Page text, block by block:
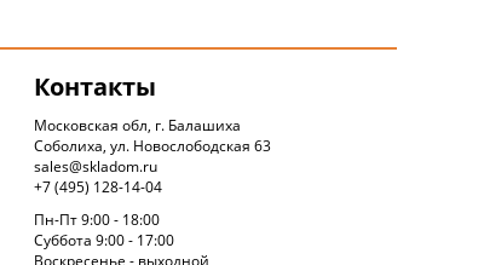
Контакты
Московская обл, г. Балашиха
Соболиха, ул. Новослободская 63
sales@skladom.ru
+7 (495) 128-14-04
Пн-Пт 9:00 - 18:00
Суббота 9:00 - 17:00
Воскресенье - выходной